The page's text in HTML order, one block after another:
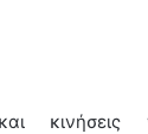
κινήσεις